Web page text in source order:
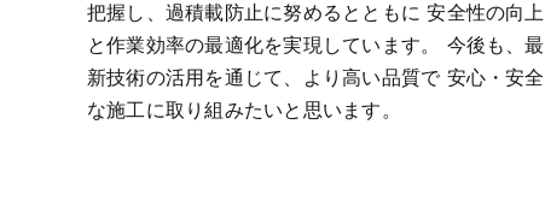
把握し、過積載防止に努めるとともに 安全性の向上
と作業効率の最適化を実現しています。 今後も、最
新技術の活用を通じて、より高い品質で 安心・安全
な施工に取り組みたいと思います。